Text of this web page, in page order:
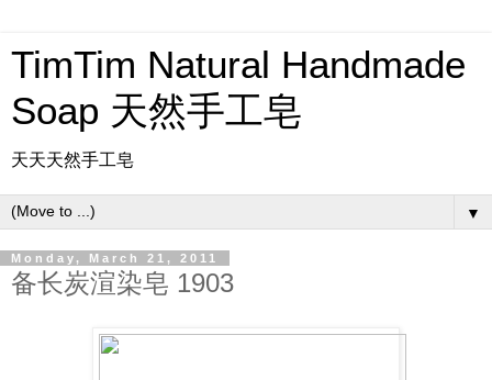
TimTim Natural Handmade
Soap 天然手工皂
天天天然手工皂
▼
Monday, March 21, 2011
备长炭渲染皂 1903